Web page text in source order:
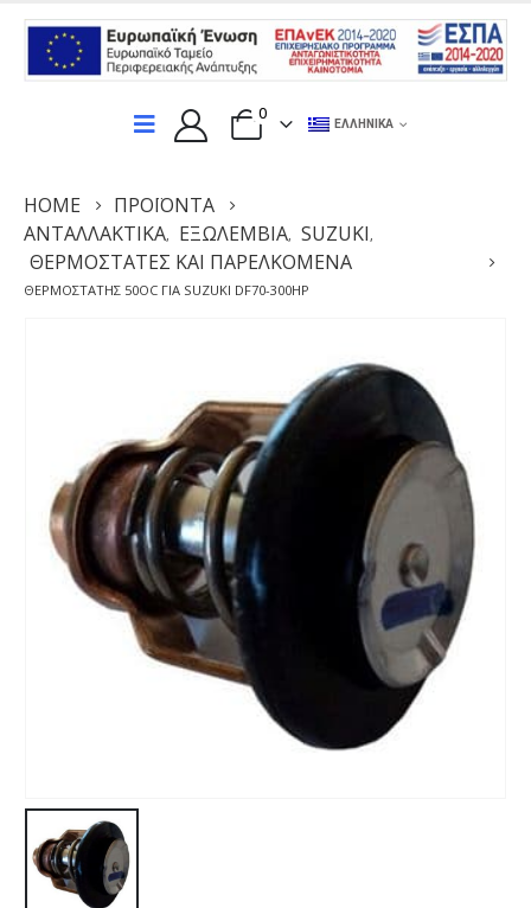
0
ΕΛΛΗΝΙΚΆ
HOME
ΠΡΟΪΌΝΤΑ
ΑΝΤΑΛΛΑΚΤΙΚΆ, ΕΞΩΛΕΜΒΙΑ, SUZUKI,
ΘΕΡΜΟΣΤΆΤΕΣ ΚΑΙ ΠΑΡΕΛΚΌΜΕΝΑ
ΘΕΡΜΟΣΤΆΤΗΣ 50OC ΓΙΑ SUZUKI DF70-300HP